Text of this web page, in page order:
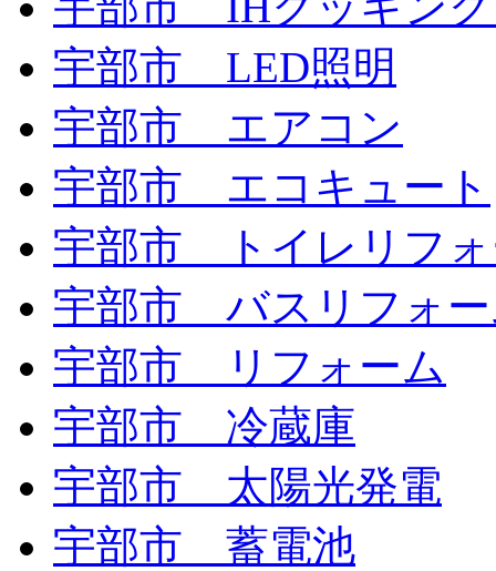
宇部市 LED照明
宇部市 エアコン
宇部市 エコキュート
宇部市 トイレリフ
宇部市 バスリフォ
宇部市 リフォーム
宇部市 冷蔵庫
宇部市 太陽光発電
宇部市 蓄電池